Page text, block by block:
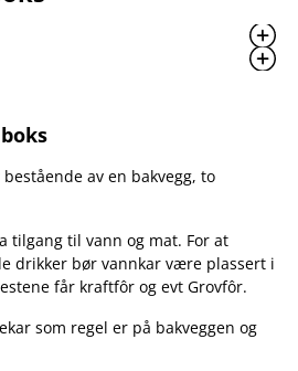
av en bakvegg, to
tilgang til vann og mat. For at
drikker bør vannkar være plassert i
får kraftfôr og evt Grovfôr.
som regel er på bakveggen og